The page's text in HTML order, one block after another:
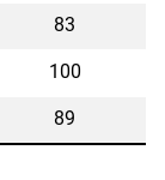
83
100
89